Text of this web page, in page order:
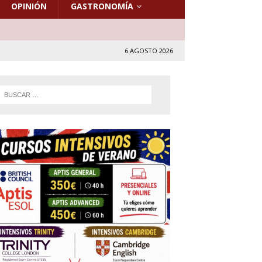
OPINIÓN GASTRONOMÍA
6 AGOSTO 2026